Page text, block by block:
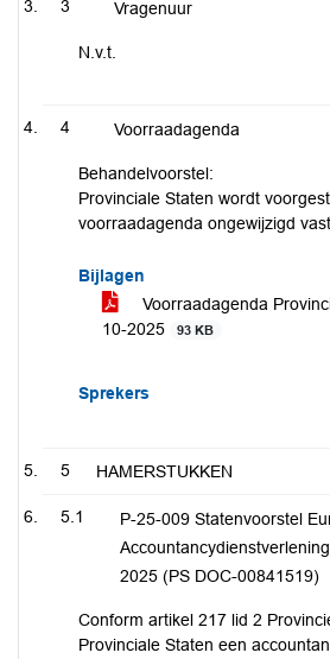
3 Vragenuur
N.v.t.
4 Voorraadagenda
Behandelvoorstel:
Provinciale Staten wordt
voorraadagenda ongewijzigd
Bijlagen
Voorraadagenda
10-2025
93 KB
Sprekers
5 HAMERSTUKKEN
5.1
P-25-009 Statenvoorstel
2025 (PS DOC-00841519)
Conform artikel 217 lid 2
Provinciale Staten een